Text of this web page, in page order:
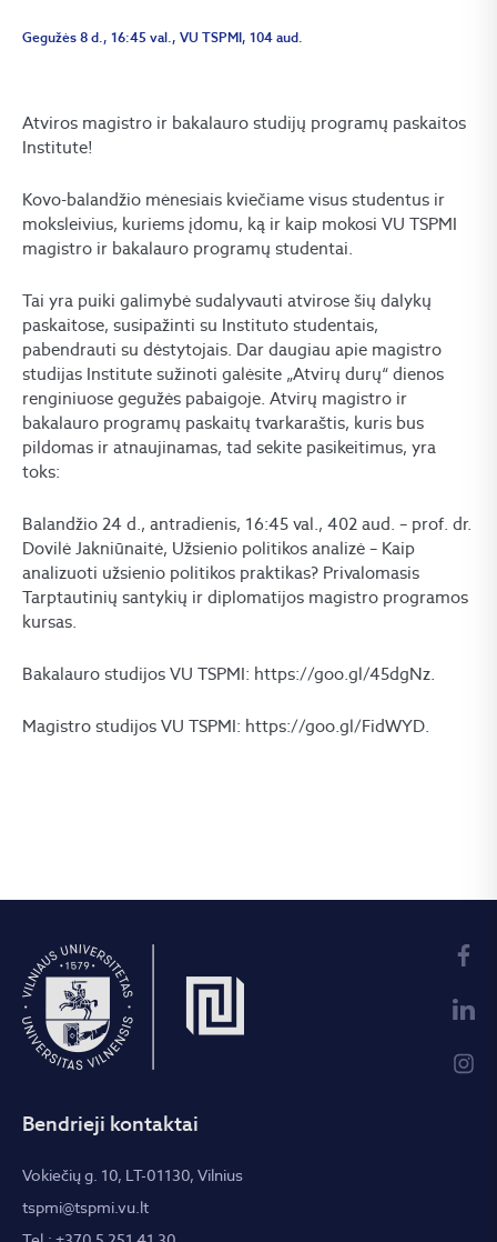
Gegužės 8 d., 16:45 val., VU TSPMI, 104 aud.
Atviros magistro ir bakalauro studijų programų paskaitos
Institute!
Kovo-balandžio mėnesiais kviečiame visus studentus ir
moksleivius, kuriems įdomu, ką ir kaip mokosi VU TSPMI
magistro ir bakalauro programų studentai.
Tai yra puiki galimybė sudalyvauti atvirose šių dalykų
paskaitose, susipažinti su Instituto studentais,
pabendrauti su dėstytojais. Dar daugiau apie magistro
studijas Institute sužinoti galėsite „Atvirų durų“ dienos
renginiuose gegužės pabaigoje. Atvirų magistro ir
bakalauro programų paskaitų tvarkaraštis, kuris bus
pildomas ir atnaujinamas, tad sekite pasikeitimus, yra
toks:
Balandžio 24 d., antradienis, 16:45 val., 402 aud. – prof. dr.
Dovilė Jakniūnaitė, Užsienio politikos analizė – Kaip
analizuoti užsienio politikos praktikas? Privalomasis
Tarptautinių santykių ir diplomatijos magistro programos
kursas.
Bakalauro studijos VU TSPMI: https://goo.gl/45dgNz.
Magistro studijos VU TSPMI: https://goo.gl/FidWYD.
Bendrieji kontaktai
Vokiečių g. 10, LT-01130, Vilnius
tspmi@tspmi.vu.lt